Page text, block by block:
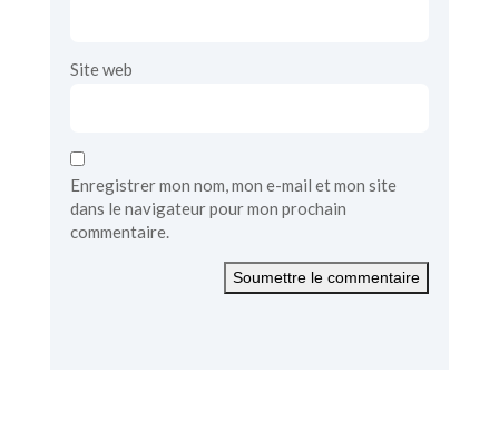
Site web
Enregistrer mon nom, mon e-mail et mon site
dans le navigateur pour mon prochain
commentaire.
Soumettre le commentaire